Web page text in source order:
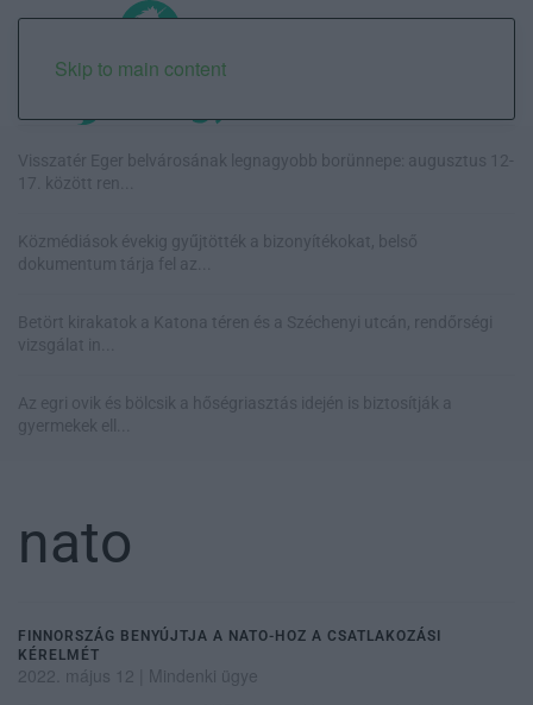
Skip to main content
Visszatér Eger belvárosának legnagyobb borünnepe: augusztus 12-
17. között ren...
Közmédiások évekig gyűjtötték a bizonyítékokat, belső
dokumentum tárja fel az...
Betört kirakatok a Katona téren és a Széchenyi utcán, rendőrségi
vizsgálat in...
Az egri ovik és bölcsik a hőségriasztás idején is biztosítják a
gyermekek ell...
nato
FINNORSZÁG BENYÚJTJA A NATO-HOZ A CSATLAKOZÁSI
KÉRELMÉT
2022. május 12
Mindenki ügye